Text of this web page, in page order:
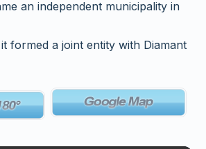
an independent municipality in
formed a joint entity with Diamant